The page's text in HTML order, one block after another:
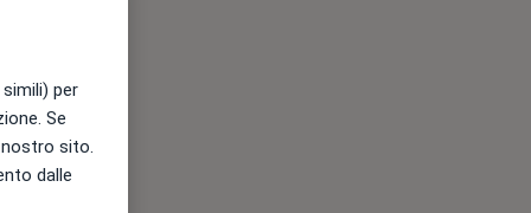
per
Se
sito.
dalle